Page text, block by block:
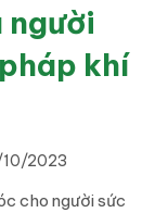
người
khí
10/2023
cho người sức